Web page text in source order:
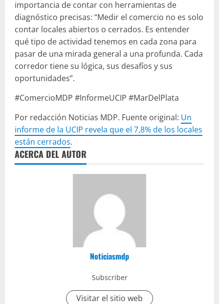
importancia de contar con herramientas de
diagnóstico precisas: “Medir el comercio no es solo
contar locales abiertos o cerrados. Es entender
qué tipo de actividad tenemos en cada zona para
pasar de una mirada general a una profunda. Cada
corredor tiene su lógica, sus desafíos y sus
oportunidades”.
#ComercioMDP #InformeUCIP #MarDelPlata
Por redacción Noticias MDP. Fuente original: Un
informe de la UCIP revela que el 7,8% de los locales
están cerrados.
ACERCA DEL AUTOR
Noticiasmdp
Subscriber
Visitar el sitio web